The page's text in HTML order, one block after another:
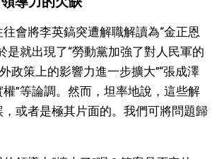
會將李英鎬突遭解職解讀為“金正恩
是就出現了“勞動黨加強了對人民軍的
政策上的影響力進一步擴大”“張成澤
”等論調。然而，坦率地說，這些解
或者是極其片面的。我們可將問題歸